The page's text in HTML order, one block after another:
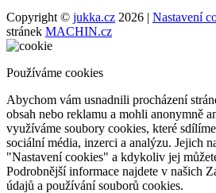
Copyright © jukka.cz 2026 | Nastavení
stránek MACHIN.cz
Používáme cookies
Abychom vám usnadnili procházení
obsah nebo reklamu a mohli anonymně
využíváme soubory cookies, které
sociální média, inzerci a analýzu. Jejich
"Nastavení cookies" a kdykoliv jej
Podrobnější informace najdete v našich
údajů a používání souborů cookies.